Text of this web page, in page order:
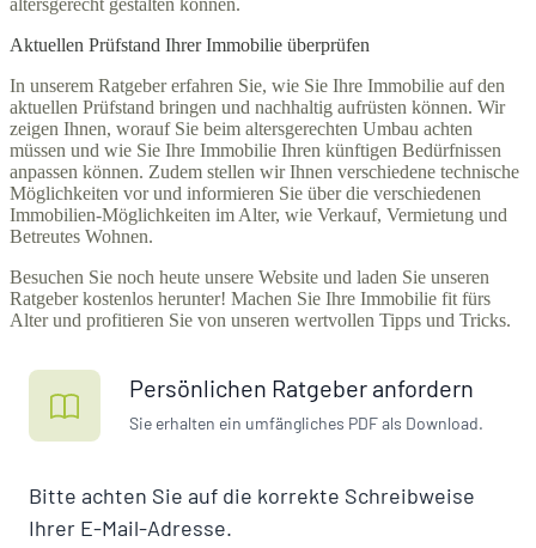
Aktuellen Prüfstand Ihrer Immobilie überprüfen
In unserem Ratgeber erfahren Sie, wie Sie Ihre Immobilie auf den
aktuellen Prüfstand bringen und nachhaltig aufrüsten können. Wir
zeigen Ihnen, worauf Sie beim altersgerechten Umbau achten
müssen und wie Sie Ihre Immobilie Ihren künftigen Bedürfnissen
anpassen können. Zudem stellen wir Ihnen verschiedene technische
Möglichkeiten vor und informieren Sie über die verschiedenen
Immobilien-Möglichkeiten im Alter, wie Verkauf, Vermietung und
Betreutes Wohnen.
Besuchen Sie noch heute unsere Website und laden Sie unseren
Ratgeber kostenlos herunter! Machen Sie Ihre Immobilie fit fürs
Alter und profitieren Sie von unseren wertvollen Tipps und Tricks.